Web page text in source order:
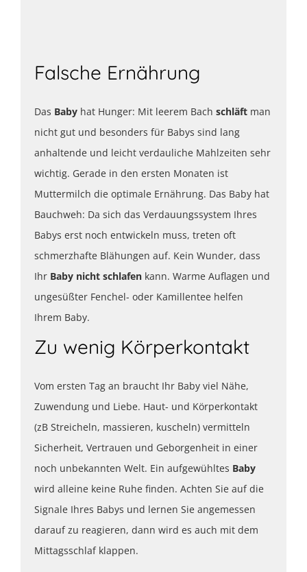
Falsche Ernährung
Das Baby hat Hunger: Mit leerem Bach schläft man
nicht gut und besonders für Babys sind lang
anhaltende und leicht verdauliche Mahlzeiten sehr
wichtig. Gerade in den ersten Monaten ist
Muttermilch die optimale Ernährung. Das Baby hat
Bauchweh: Da sich das Verdauungssystem Ihres
Babys erst noch entwickeln muss, treten oft
schmerzhafte Blähungen auf. Kein Wunder, dass
Ihr Baby nicht schlafen kann. Warme Auflagen und
ungesüßter Fenchel- oder Kamillentee helfen
Ihrem Baby.
Zu wenig Körperkontakt
Vom ersten Tag an braucht Ihr Baby viel Nähe,
Zuwendung und Liebe. Haut- und Körperkontakt
(zB Streicheln, massieren, kuscheln) vermitteln
Sicherheit, Vertrauen und Geborgenheit in einer
noch unbekannten Welt. Ein aufgewühltes Baby
wird alleine keine Ruhe finden. Achten Sie auf die
Signale Ihres Babys und lernen Sie angemessen
darauf zu reagieren, dann wird es auch mit dem
Mittagsschlaf klappen.